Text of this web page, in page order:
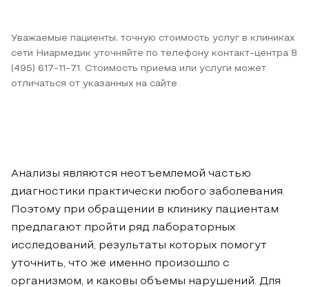
Уважаемые пациенты, точную стоимость услуг в клиниках
сети Ниармедик уточняйте по телефону контакт-центра 8
(495) 617-11-71. Стоимость приема или услуги может
отличаться от указанных на сайте.
Анализы являются неотъемлемой частью
диагностики практически любого заболевания.
Поэтому при обращении в клинику пациентам
предлагают пройти ряд лабораторных
исследований, результаты которых помогут
уточнить, что же именно произошло с
организмом, и каковы объемы нарушений. Для